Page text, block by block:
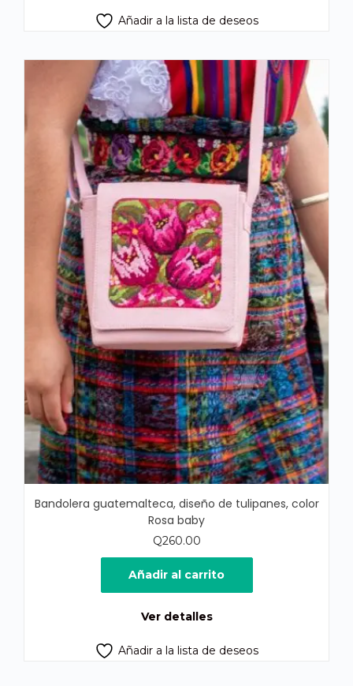
Añadir a la lista de deseos
Bandolera guatemalteca, diseño de tulipanes, color
Rosa baby
Q260.00
Añadir al carrito
Ver detalles
Añadir a la lista de deseos